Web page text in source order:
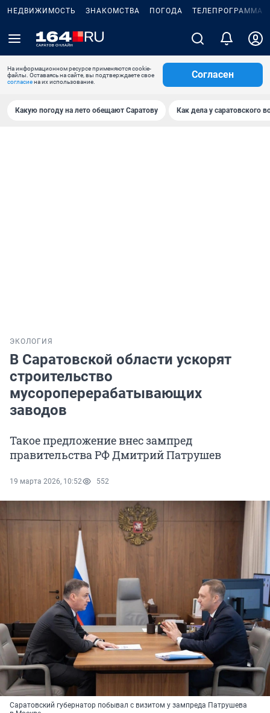
НЕДВИЖИМОСТЬ ЗНАКОМСТВА ПОГОДА ТЕЛЕПРОГРАММА
На информационном ресурсе применяются cookie-
файлы. Оставаясь на сайте, вы подтверждаете свое
согласиена их использование.
Согласен
Какую погоду на лето обещают Саратову Как дела у саратовского
ЭКОЛОГИЯ
В Саратовской области ускорят
строительство
мусороперерабатывающих
заводов
Такое предложение внес зампред
правительства РФ Дмитрий Патрушев
19 марта 2026, 10:52 552
Саратовский губернатор побывал с визитом у зампреда Патрушева